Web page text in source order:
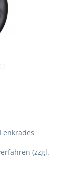
(zzgl.